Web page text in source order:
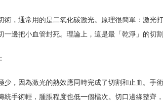
術，通常用的是二氧化碳激光。原理很簡單：激光
一邊把小血管封死。理論上，這是最「乾淨」的切割
少，因為激光的熱效應同時完成了切割和止血。手
統手術輕，腫脹程度也低一個檔次。切口邊緣整齊